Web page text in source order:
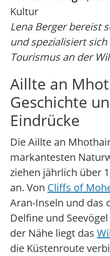
Kultur
Lena Berger bereist
und spezialisiert
Tourismus an der
Aillte an
Geschichte
Eindrücke
Die Aillte an
markantesten
ziehen jährlich über
an. Von Cliffs of
Aran-Inseln und das
Delfine und
der Nähe liegt das
die Küstenroute